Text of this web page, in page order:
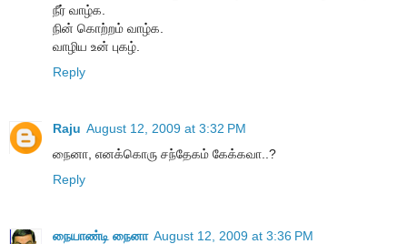
நீர் வாழ்க.
நின் கொற்றம் வாழ்க.
வாழிய உன் புகழ்.
Reply
Raju August 12, 2009 at 3:32 PM
நைனா, எனக்கொரு சந்தேகம் கேக்கவா..?
Reply
நையாண்டி நைனா August 12, 2009 at 3:36 PM